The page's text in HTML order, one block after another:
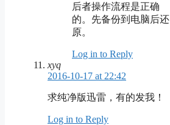
后者操作流程是正确
的。先备份到电脑后还
原。
Log in to Reply
xyq
2016-10-17 at 22:42
求纯净版迅雷，有的发我！
Log in to Reply